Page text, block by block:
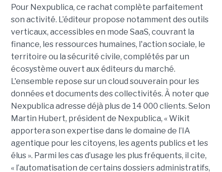
Pour Nexpublica, ce rachat complète parfaitement
son activité. L’éditeur propose notamment des outils
verticaux, accessibles en mode SaaS, couvrant la
finance, les ressources humaines, l'action sociale, le
territoire ou la sécurité civile, complétés par un
écosystème ouvert aux éditeurs du marché.
L'ensemble repose sur un cloud souverain pour les
données et documents des collectivités. À noter que
Nexpublica adresse déjà plus de 14 000 clients. Selon
Martin Hubert, président de Nexpublica, « Wikit
apportera son expertise dans le domaine de l’IA
agentique pour les citoyens, les agents publics et les
élus ». Parmi les cas d’usage les plus fréquents, il cite,
« l’automatisation de certains dossiers administratifs,